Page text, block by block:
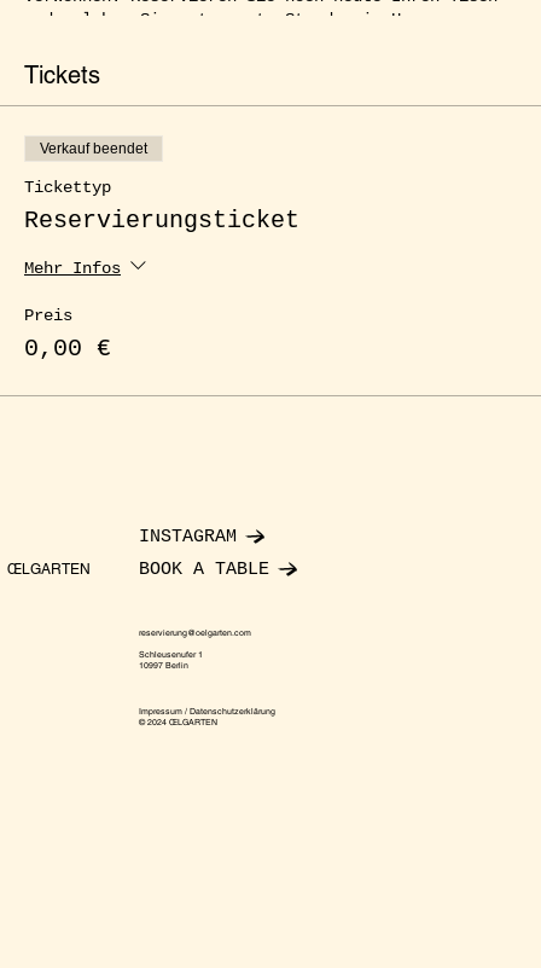
und erleben Sie entspannte Stunden im Herzen von
Tickets
Verkauf beendet
Tickettyp
Reservierungsticket
Mehr Infos
Preis
0,00 €
ŒLGARTEN
INSTAGRAM
BOOK A TABLE
reservierung@oelgarten.com
Schleusenufer 1
10997 Berlin
Impressum / Datenschutzerklärung
© 2024 ŒLGARTEN